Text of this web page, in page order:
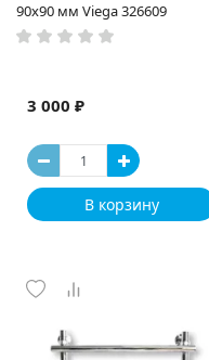
90х90 мм Viega 326609
3 000 ₽
В корзину